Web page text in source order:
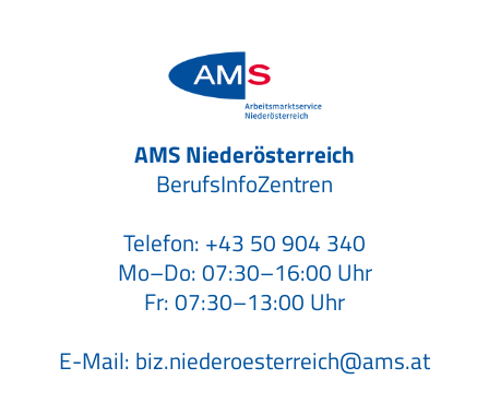
AMS Niederösterreich
BerufsInfoZentren
Telefon: +43 50 904 340
Mo–Do: 07:30–16:00 Uhr
Fr: 07:30–13:00 Uhr
E-Mail: biz.niederoesterreich@ams.at